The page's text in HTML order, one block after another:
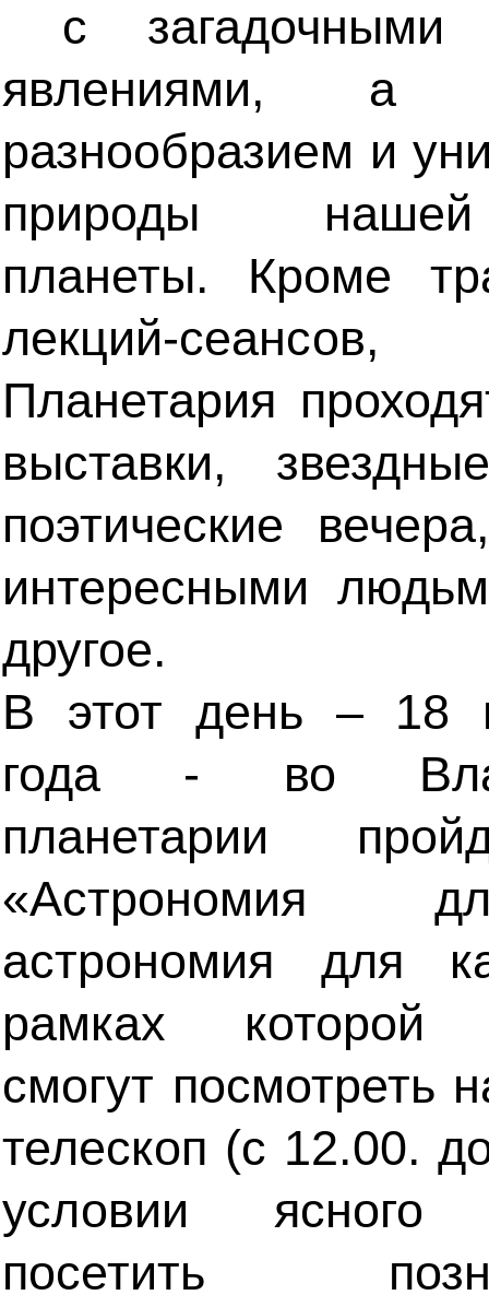
с загадочными
явлениями, а
разнообразием и
природы
планеты. Кроме
лекций-
Планетария
выставки,
поэтические
интересными
другое.
В этот день – 18
года - во
планетарии
«Астрономия
астрономия для
рамках которой
смогут посмотреть
телескоп (с 12.00.
условии
посетить